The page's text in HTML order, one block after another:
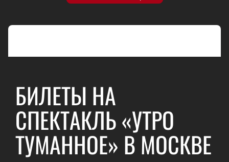
БИЛЕТЫ НА
СПЕКТАКЛЬ «УТРО
ТУМАННОЕ» В МОСКВЕ